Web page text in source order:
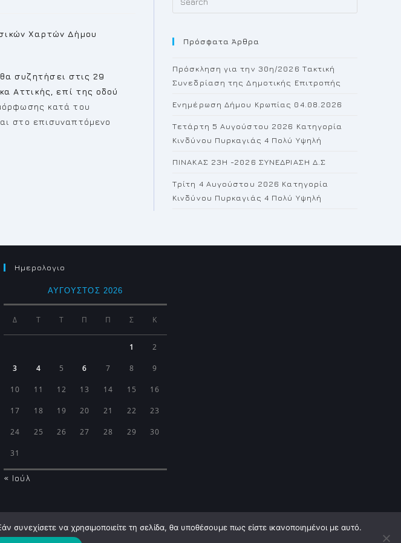
Χαρτών Δήμου
συζητήσει στις 29
Αττικής, επί της οδού
κατά του
στο επισυναπτόμενο
Escape
Πρόσφατα Άρθρα
Πρόσκληση για την 30η/2026 Τακτική
Συνεδρίαση της Δημοτικής Επιτροπής
Ενημέρωση Δήμου Κρωπίας 04.08.2026
Τετάρτη 5 Αυγούστου 2026 Κατηγορία
Κινδύνου Πυρκαγιάς 4 Πολύ Υψηλή
ΠΙΝΑΚΑΣ 23H -2026 ΣΥΝΕΔΡΙΑΣΗ Δ.Σ
Τρίτη 4 Αυγούστου 2026 Κατηγορία
Κινδύνου Πυρκαγιάς 4 Πολύ Υψηλή
Ημερολογιο
ΑΎΓΟΥΣΤΟΣ 2026
Δ Τ Τ Π Π Σ Κ
1 2
3 4 5 6 7 8 9
10 11 12 13 14 15 16
17 18 19 20 21 22 23
24 25 26 27 28 29 30
31
« Ιούλ
να χρησιμοποιείτε τη σελίδα, θα υποθέσουμε πως είστε ικανοποιημένοι με αυτό.